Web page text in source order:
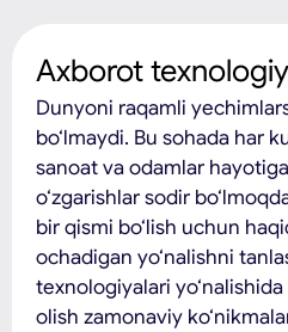
Axborot
Dunyoni raqamli
bo‘lmaydi. Bu sohada har
sanoat va odamlar hayotiga
o‘zgarishlar sodir
bir qismi bo‘lish uchun
ochadigan yo‘nalishni
texnologiyalari
olish zamonaviy